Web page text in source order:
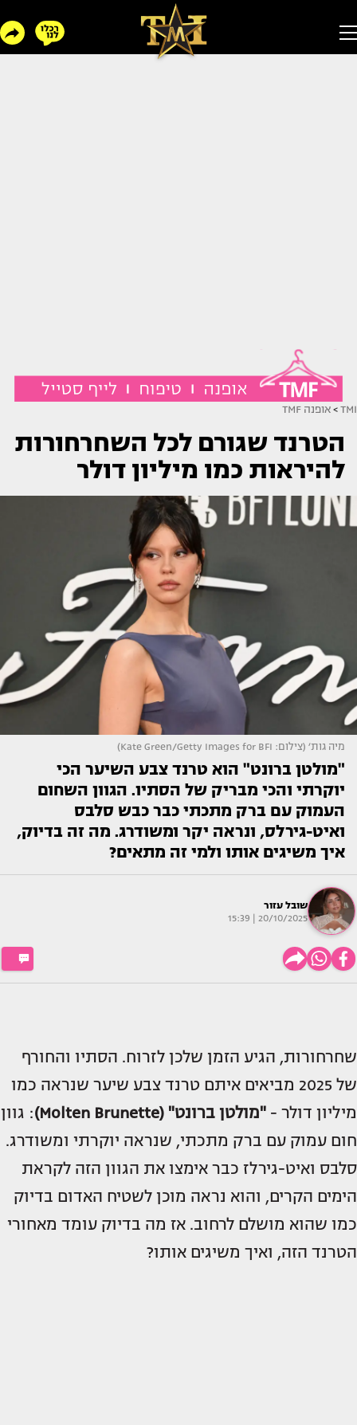
TMI
> אופנה TMF
הטרנד שגורם לכל השחרחורות
להיראות כמו מיליון דולר
מיה גות׳ (צילום: Kate Green/Getty Images for BFI)
"מולטן ברונט" הוא טרנד צבע השיער הכי
יוקרתי והכי מבריק של הסתיו. הגוון השחום
העמוק עם ברק מתכתי כבר כבש סלבס
ואיט-גירלס, ונראה יקר ומשודרג. מה זה בדיוק,
איך משיגים אותו ולמי זה מתאים?
שובל עזור
20/10/2025 | 15:39
שחרחורות, הגיע הזמן שלכן לזרוח. הסתיו והחורף
של 2025 מביאים איתם טרנד צבע שיער שנראה כמו
מיליון דולר - "מולטן ברונט" (Molten Brunette)
: גוון
חום עמוק עם ברק מתכתי, שנראה יוקרתי ומשודרג.
סלבס ואיט-גירלז כבר אימצו את הגוון הזה לקראת
הימים הקרים, והוא נראה מוכן לשטיח האדום בדיוק
כמו שהוא מושלם לרחוב. אז מה בדיוק עומד מאחורי
הטרנד הזה, ואיך משיגים אותו?